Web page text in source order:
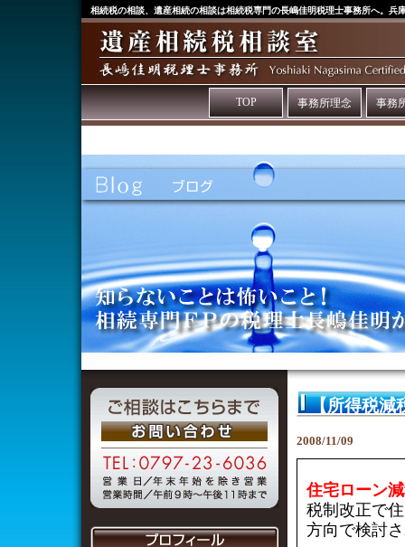
相続税の相談、遺産相続の相談は相続税専門の長嶋佳明税理士事務所へ。兵
TOP 事務所理念 事務
【所得税減
2008/11/09
住宅ローン
税制改正で
方向で検討